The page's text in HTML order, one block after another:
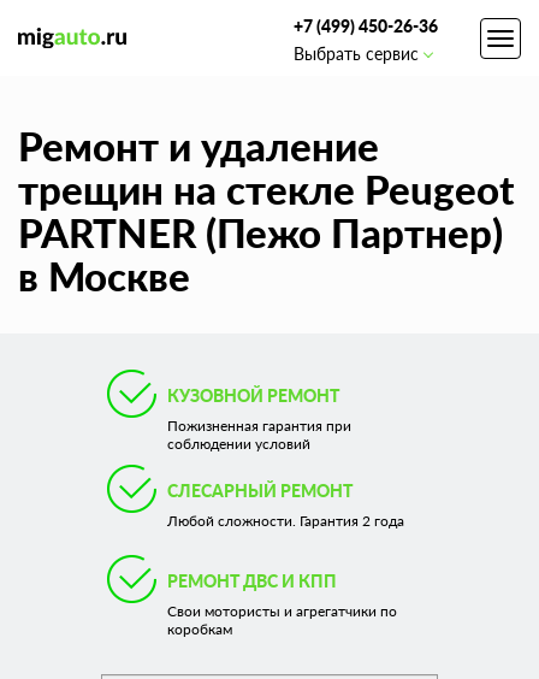
+7 (499) 450-26-36
Выбрать сервис
Ремонт и удаление
трещин на стекле Peugeot
PARTNER (Пежо Партнер)
в Москве
КУЗОВНОЙ РЕМОНТ
Пожизненная гарантия при
соблюдении условий
СЛЕСАРНЫЙ РЕМОНТ
Любой сложности. Гарантия 2 года
РЕМОНТ ДВС И КПП
Свои мотористы и агрегатчики по
коробкам